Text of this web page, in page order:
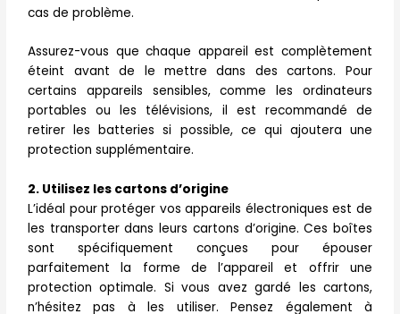
cas de problème.
Assurez-vous que chaque appareil est complètement
éteint avant de le mettre dans des cartons. Pour
certains appareils sensibles, comme les ordinateurs
portables ou les télévisions, il est recommandé de
retirer les batteries si possible, ce qui ajoutera une
protection supplémentaire.
2. Utilisez les cartons d’origine
L’idéal pour protéger vos appareils électroniques est de
les transporter dans leurs cartons d’origine. Ces boîtes
sont spécifiquement conçues pour épouser
parfaitement la forme de l’appareil et offrir une
protection optimale. Si vous avez gardé les cartons,
n’hésitez pas à les utiliser. Pensez également à